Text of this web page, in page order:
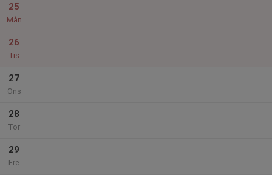
25
Mån
26
Tis
27
Ons
28
Tor
29
Fre